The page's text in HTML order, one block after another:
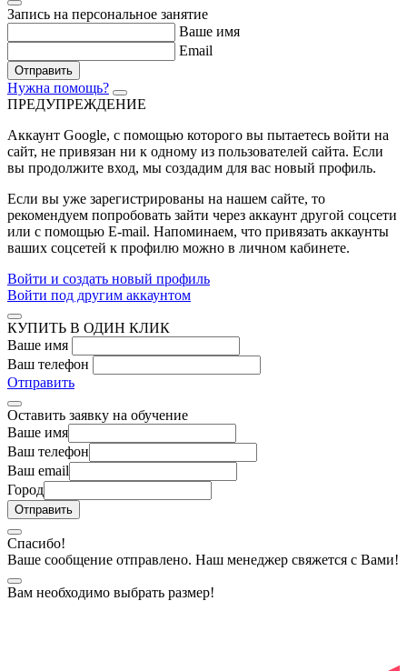
Запись на персональное занятие
Ваше имя
Email
Отправить
Нужна помощь?
ПРЕДУПРЕЖДЕНИЕ
Аккаунт Google, с помощью которого вы пытаетесь войти на
сайт, не привязан ни к одному из пользователей сайта. Если
вы продолжите вход, мы создадим для вас новый профиль.
Если вы уже зарегистрированы на нашем сайте, то
рекомендуем попробовать зайти через аккаунт другой соцсети
или с помощью E-mail. Напоминаем, что привязать аккаунты
ваших соцсетей к профилю можно в личном кабинете.
Войти и создать новый профиль
Войти под другим аккаунтом
КУПИТЬ В ОДИН КЛИК
Ваше имя
Ваш телефон
Отправить
Оставить заявку на обучение
Ваше имя
Ваш телефон
Ваш email
Город
Спасибо!
Ваше сообщение отправлено. Наш менеджер свяжется с Вами!
Вам необходимо выбрать размер!